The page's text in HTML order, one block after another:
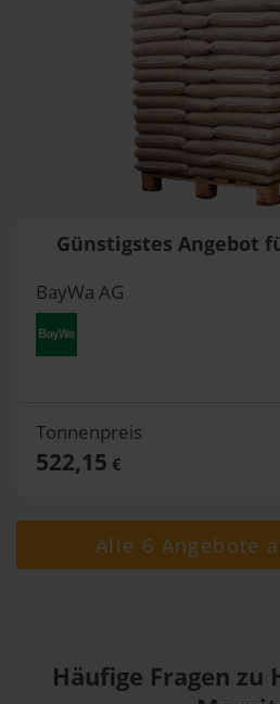
Günstigstes Angebot
BayWa AG
Tonnenpreis
522,15 €
Alle 6 Angebote
Häufige Fragen zu